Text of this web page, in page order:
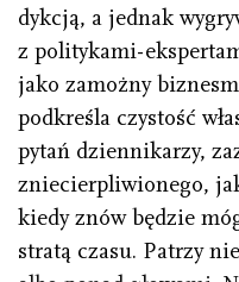
dykcją, a jednak
z politykami-
jako zamożny
podkreśla czystość
pytań dziennikarzy,
zniecierpliwionego,
kiedy znów będzie
stratą czasu. Patrzy